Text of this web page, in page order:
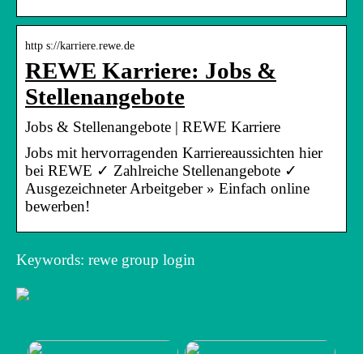
http s://karriere.rewe.de
REWE Karriere: Jobs &
Stellenangebote
Jobs & Stellenangebote | REWE Karriere
Jobs mit hervorragenden Karriereaussichten hier
bei REWE ✓ Zahlreiche Stellenangebote ✓
Ausgezeichneter Arbeitgeber » Einfach online
bewerben!
Keywords: rewe group login